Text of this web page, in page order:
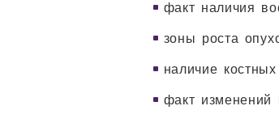
факт наличия
зоны роста
наличие
факт изменений